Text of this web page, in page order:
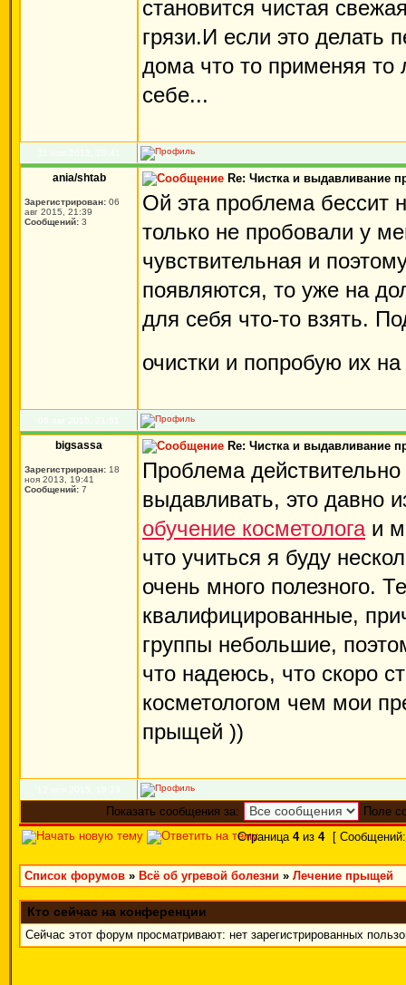
становится чистая
грязи.И если это делать
дома что то применяя то
себе...
ania/shtab
Зарегистрирован: 06
авг 2015, 21:39
Сообщений: 3
Re: Чистка и выдавливание
Ой эта проблема бессит
только не пробовали у
чувствительная и
появляются, то уже на
для себя что-то взять.
очистки и попробую их
bigsassa
Зарегистрирован: 18
ноя 2013, 19:41
Сообщений: 7
Re: Чистка и выдавливание
Проблема
выдавливать, это давно
обучение косметологаи
что учиться я буду
очень много полезного.
квалифицированные,
группы небольшие,
что надеюсь, что скоро
косметологом чем мои
прыщей ))
Показать сообщения за:
Поле
Страница 4из 4 [
Список форумов » Всё об угревой болезни » Лечение прыщей
Кто сейчас на конференции
Сейчас этот форум просматривают: нет зарегистрированных